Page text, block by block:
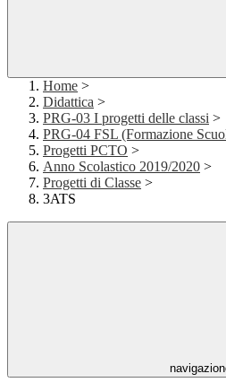
Home >
Didattica >
PRG-03 I progetti delle classi >
PRG-04 FSL (Formazione
Progetti PCTO >
Anno Scolastico 2019/2020 >
Progetti di Classe >
3ATS